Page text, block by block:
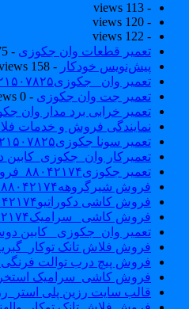
- 113 views
- 120 views
- 122 views
تعمیر قطعات وان جکوزی - 175 views
پیش‌نویس خودکار - 158 views
تعمیر وان _جکوزی۰۹۱۲۱۵۰۷۸۲۵
تعمیر جت وان جکوزی - 0 views
تعمیر خرابی برد مدار وان
نمایندگی فروش و خدمات فلاش
تعمیر سونا جکوزی۰۹۱۲۱۵۰۷۸۲۵#| Sauna | Jacuzzi
تعمیرکار
تعمیر جکوزی۸۸۰۴۲۱۷۴_فروش وان جکوزی
فروش شیرگروهه۸۸۰۴۲۱۷۴_تعمیر شیرگروهه
فروش کاشی دکوراتیو۸۸۰۴۲۱۷۴_فروش کاشی بین کابینتی
فروش کاشی _سرامیک۸۸۰۴۲۱۷۴
تعمیر وان_جکوزی_ کابین
فروش فلاش تانک
فروش پیچ درب توالت
فروش کاشی_سرامیک استخر
قالب سایت رزین پلی